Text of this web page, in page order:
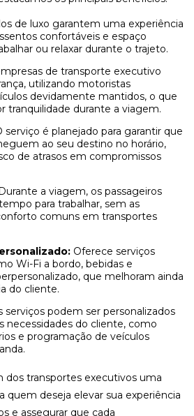
de luxo garantem uma experiência
confortáveis e espaço
ou relaxar durante o trajeto.
de transporte executivo
utilizando motoristas
devidamente mantidos, o que
tranquilidade durante a viagem.
serviço é planejado para garantir que
ao seu destino no horário,
de atrasos em compromissos
a viagem, os passageiros
para trabalhar, sem as
comuns em transportes
Oferece serviços
Wi-Fi a bordo, bebidas e
que melhoram ainda
do cliente.
serviços podem ser personalizados
necessidades do cliente, como
e programação de veículos
dos transportes executivos uma
quem deseja elevar sua experiência
e assegurar que cada